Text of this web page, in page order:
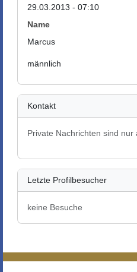
29.03.2013 - 07:10
Name
Marcus
männlich
Kontakt
Private Nachrichten sind nur
Letzte Profilbesucher
keine Besuche